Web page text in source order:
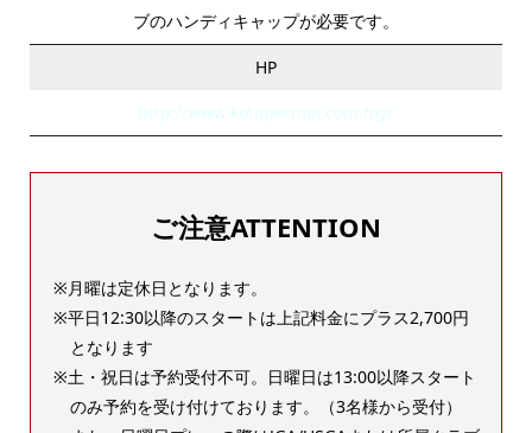
ブのハンディキャップが必要です。
HP
http://www.kotapermai.com.my/
ご注意ATTENTION
月曜は定休日となります。
平日12:30以降のスタートは上記料金にプラス2,700円
となります
土・祝日は予約受付不可。日曜日は13:00以降スタート
のみ予約を受け付けております。（3名様から受付）